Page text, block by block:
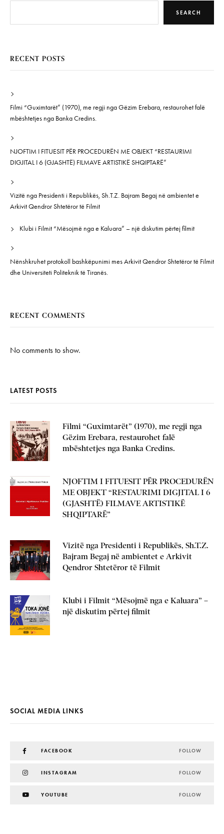
SEARCH
RECENT POSTS
Filmi “Guximtarët” (1970), me regji nga Gëzim Erebara, restaurohet falë
mbështetjes nga Banka Credins.
NJOFTIM I FITUESIT PËR PROCEDURËN ME OBJEKT “RESTAURIMI
DIGJITAL I 6 (GJASHTË) FILMAVE ARTISTIKË SHQIPTARË”
Vizitë nga Presidenti i Republikës, Sh.T.Z. Bajram Begaj në ambientet e
Arkivit Qendror Shtetëror të Filmit
Klubi i Filmit “Mësojmë nga e Kaluara” – një diskutim përtej filmit
Nënshkruhet protokoll bashkëpunimi mes Arkivit Qendror Shtetëror të Filmit
dhe Universiteti Politeknik të Tiranës.
RECENT COMMENTS
No comments to show.
LATEST POSTS
Filmi “Guximtarët” (1970), me regji nga
Gëzim Erebara, restaurohet falë
mbështetjes nga Banka Credins.
NJOFTIM I FITUESIT PËR PROCEDURËN
ME OBJEKT “RESTAURIMI DIGJITAL I 6
(GJASHTË) FILMAVE ARTISTIKË
SHQIPTARË”
Vizitë nga Presidenti i Republikës, Sh.T.Z.
Bajram Begaj në ambientet e Arkivit
Qendror Shtetëror të Filmit
Klubi i Filmit “Mësojmë nga e Kaluara” –
një diskutim përtej filmit
SOCIAL MEDIA LINKS
FACEBOOK FOLLOW
INSTAGRAM FOLLOW
YOUTUBE FOLLOW